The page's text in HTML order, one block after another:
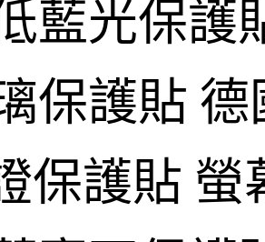
藍光保護
保護貼
保護貼 螢